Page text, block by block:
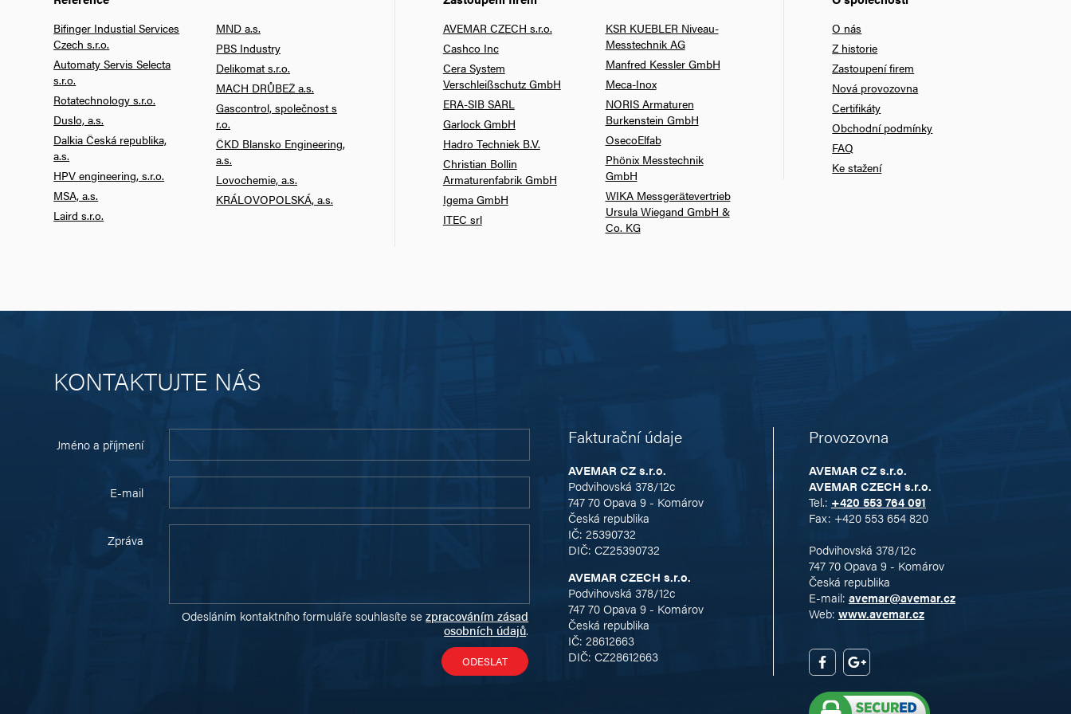
Bifinger Industial Services
Czech s.r.o.
Automaty Servis Selecta
s.r.o.
Rotatechnology s.r.o.
Duslo, a.s.
Dalkia Česká republika,
a.s.
HPV engineering, s.r.o.
MSA, a.s.
Laird s.r.o.
MND a.s.
PBS Industry
Delikomat s.r.o.
MACH DRŮBEŽ a.s.
Gascontrol, společnost s
r.o.
ČKD Blansko Engineering,
a.s.
Lovochemie, a.s.
KRÁLOVOPOLSKÁ, a.s.
AVEMAR CZECH s.r.o.
Cashco Inc
Cera System
Verschleißschutz GmbH
ERA-SIB SARL
Garlock GmbH
Hadro Techniek B.V.
Christian Bollin
Armaturenfabrik GmbH
Igema GmbH
ITEC srl
KSR KUEBLER Niveau-
Messtechnik AG
Manfred Kessler GmbH
Meca-Inox
NORIS Armaturen
Burkenstein GmbH
OsecoElfab
Phönix Messtechnik
GmbH
WIKA Messgerätevertrieb
Ursula Wiegand GmbH &
Co. KG
O nás
Z historie
Zastoupení firem
Nová provozovna
Certifikáty
Obchodní podmínky
FAQ
Ke stažení
KONTAKTUJTE NÁS
Jméno a příjmení
E-mail
Zpráva
Odesláním kontaktního formuláře souhlasíte sezpracováním zásad
osobních údajů.
Fakturační údaje
AVEMAR CZ s.r.o.
Podvihovská 378/12c
747 70 Opava 9 - Komárov
Česká republika
IČ: 25390732
DIČ: CZ25390732
AVEMAR CZECH s.r.o.
Podvihovská 378/12c
747 70 Opava 9 - Komárov
Česká republika
IČ: 28612663
DIČ: CZ28612663
Provozovna
AVEMAR CZ s.r.o.
AVEMAR CZECH s.r.o.
Tel.: +420 553 764 091
Fax: +420 553 654 820
Podvihovská 378/12c
747 70 Opava 9 - Komárov
Česká republika
E-mail: avemar@avemar.cz
Web: www.avemar.cz